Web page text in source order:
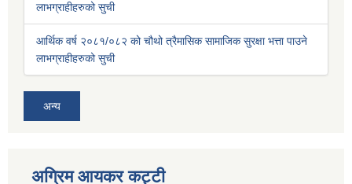
लाभग्राहीहरुको सुची
आर्थिक वर्ष २०८१/०८२ को चौथो त्रैमासिक सामाजिक सुरक्षा भत्ता पाउने
लाभग्राहीहरुको सुची
अन्य
अग्रिम आयकर कट्टी